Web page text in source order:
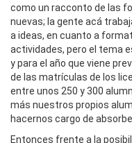
como un racconto de las
nuevas; la gente acá
a ideas, en cuanto a
actividades, pero el tema
y para el año que viene
de las matrículas de los
entre unos 250 y 300
más nuestros propios
hacernos cargo de
Entonces frente a la